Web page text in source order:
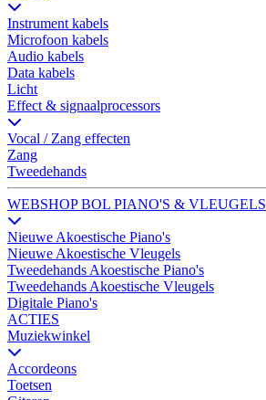
Instrument kabels
Microfoon kabels
Audio kabels
Data kabels
Licht
Effect & signaalprocessors
Vocal / Zang effecten
Zang
Tweedehands
WEBSHOP BOL PIANO'S & VLEUGELS
Nieuwe Akoestische Piano's
Nieuwe Akoestische Vleugels
Tweedehands Akoestische Piano's
Tweedehands Akoestische Vleugels
Digitale Piano's
ACTIES
Muziekwinkel
Accordeons
Toetsen